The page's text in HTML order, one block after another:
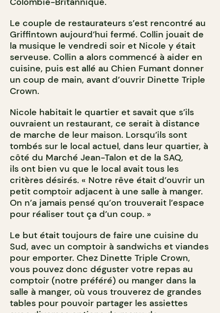
Le couple de restaurateurs s’est rencontré au
Griffintown aujourd’hui fermé. Collin jouait de
la musique le vendredi soir et Nicole y était
serveuse. Collin a alors commencé à aider en
cuisine, puis est allé au Chien Fumant donner
un coup de main, avant d’ouvrir Dinette Triple
Crown.
Nicole habitait le quartier et savait que s’ils
ouvraient un restaurant, ce serait à distance
de marche de leur maison. Lorsqu’ils sont
tombés sur le local actuel, dans leur quartier, à
côté du Marché Jean-Talon et de la SAQ,
ils ont bien vu que le local avait tous les
critères désirés. « Notre rêve était d’ouvrir un
petit comptoir adjacent à une salle à manger.
On n’a jamais pensé qu’on trouverait l’espace
pour réaliser tout ça d’un coup. »
Le but était toujours de faire une cuisine du
Sud, avec un comptoir à sandwichs et viandes
pour emporter. Chez Dinette Triple Crown,
vous pouvez donc déguster votre repas au
comptoir (notre préféré) ou manger dans la
salle à manger, où vous trouverez de grandes
tables pour pouvoir partager les assiettes